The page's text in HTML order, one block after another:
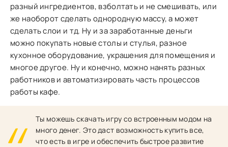
разный ингредиентов, взболтать и не смешивать, или
же наоборот сделать однородную массу, а может
сделать слои и тд. Ну и за заработанные деньги
можно покупать новые столы и стулья, разное
кухонное оборудование, украшения для помещения и
многое другое. Ну и конечно, можно нанять разных
работников и автоматизировать часть процессов
работы кафе.
Ты можешь скачать игру со встроенным модом на
много денег. Это даст возможность купить все,
что есть в игре и обеспечить быстрое развитие